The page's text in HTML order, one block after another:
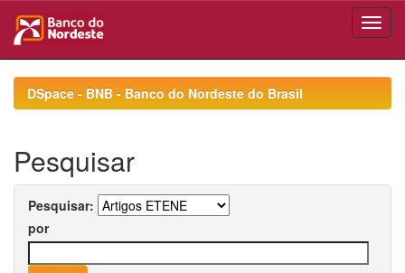
navigationDSpace - BNB - Banco do Nordeste do Brasil
Pesquisar
Pesquisar:
por